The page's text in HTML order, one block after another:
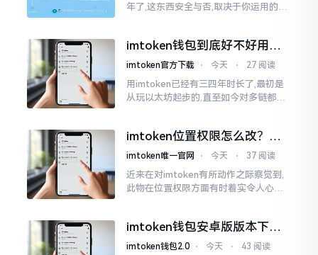
年了,这东西安全与否,取决于你运用的方
睹过非常多的人
imtoken钱包到底好不好用？
老玩家说说真实体验
imtoken官方下载 ⋅ 今天 ⋅ 27 阅读
用imtoken已经有三四年时长了,最初是
从玩以太坊起步的,直至如今对多链都有
imtoken位置权限怎么改？手
把手教你搞定
imtoken唯一官网 ⋅ 今天 ⋅ 37 阅读
近来在对imtoken有所动作之际察觉到,
此物在位置权限方面有时着实令人心生
的模样
imtoken钱包安卓版版本下载
安装教程
imtoken钱包2.0 ⋅ 今天 ⋅ 43 阅读